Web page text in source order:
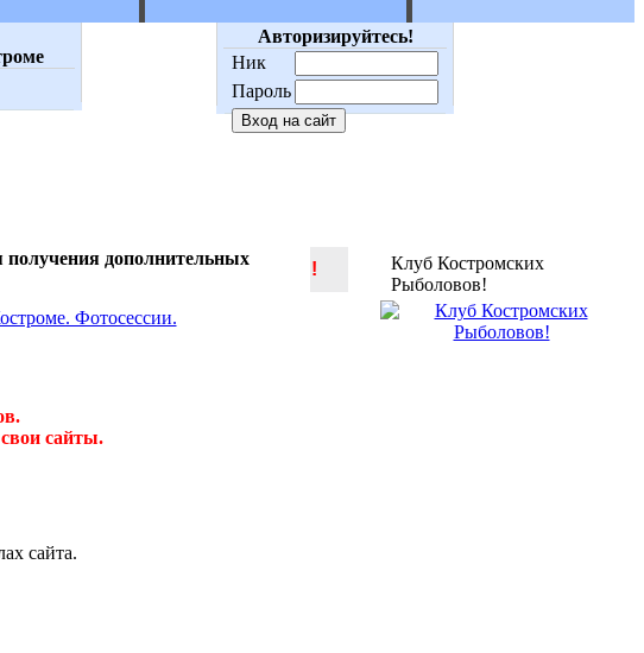
Авторизируйтесь!
Ник
Пароль
получения дополнительных
!
сайты.
сайта.
Клуб Костромских
Рыболовов!